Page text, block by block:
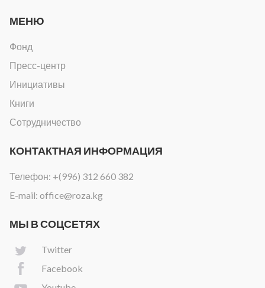
МЕНЮ
Фонд
Пресс-центр
Инициативы
Книги
Сотрудничество
КОНТАКТНАЯ ИНФОРМАЦИЯ
Телефон: +(996) 312 660 382
E-mail: office@roza.kg
МЫ В СОЦСЕТЯХ
Twitter
Facebook